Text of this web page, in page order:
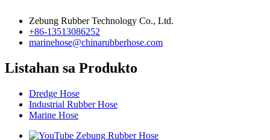
Zebung Rubber Technology Co., Ltd.
+86-13513086252
marinehose@chinarubberhose.com
Listahan sa Produkto
Dredge Hose
Industrial Rubber Hose
Marine Hose